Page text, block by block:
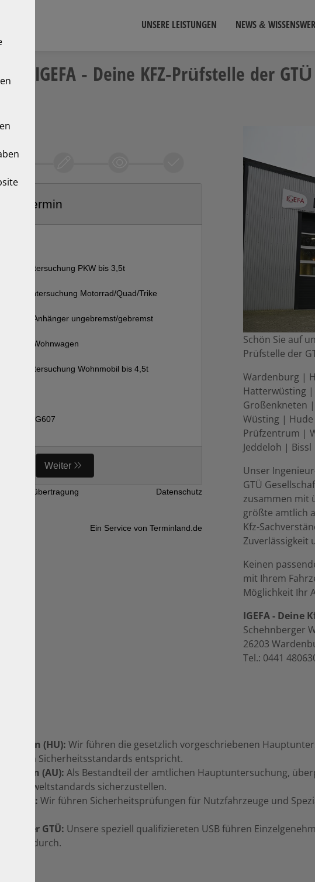
UNSERE LEISTUNGEN NEWS &
IGEFA - Deine KFZ-Prüfstelle der
Schön Sie auf
Prüfstelle der
Wardenburg |
Hatterwüsting
Großenkneten
Wüsting |
Prüfzentrum |
Jeddeloh |
Unser
GTÜ
zusammen mit
größte amtlich
Kfz-
Zuverlässigkeit
Keinen
mit Ihrem
Möglichkeit Ihr
IGEFA - Deine
Schehnberger
26203
Tel.: 0441
(HU): Wir führen die gesetzlich vorgeschriebenen
Sicherheitsstandards entspricht.
(AU): Als Bestandteil der amtlichen Hauptuntersuchung,
der Umweltstandards sicherzustellen.
Wir führen Sicherheitsprüfungen für Nutzfahrzeuge und
der GTÜ: Unsere speziell qualifiziereten USB führen
für durch.